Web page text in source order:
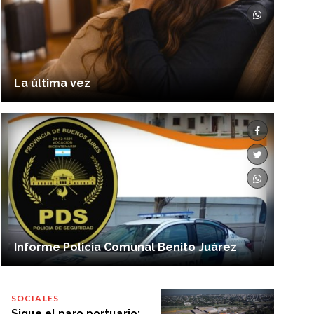
La última vez
Informe Policìa Comunal Benito Juàrez
SOCIALES